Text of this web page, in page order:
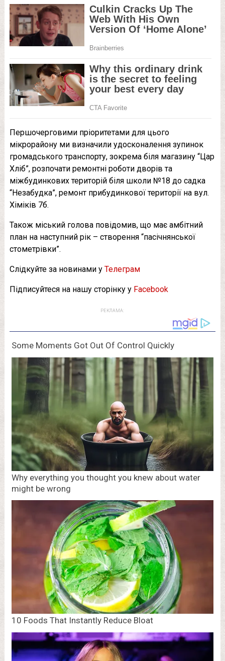
Першочерговими пріоритетами для цього
мікрорайону ми визначили удосконалення зупинок
громадського транспорту, зокрема біля магазину “Цар
Хліб”, розпочати ремонтні роботи дворів та
міжбудинкових територій біля школи №18 до садка
“Незабудка”, ремонт прибудинкової території на вул.
Хіміків 7б.
Також міський голова повідомив, що має амбітний
план на наступний рік – створення “пасічнянської
стометрівки”.
Слідкуйте за новинами у Телеграм
Підписуйтеся на нашу сторінку у Facebook
РЕКЛАМА: